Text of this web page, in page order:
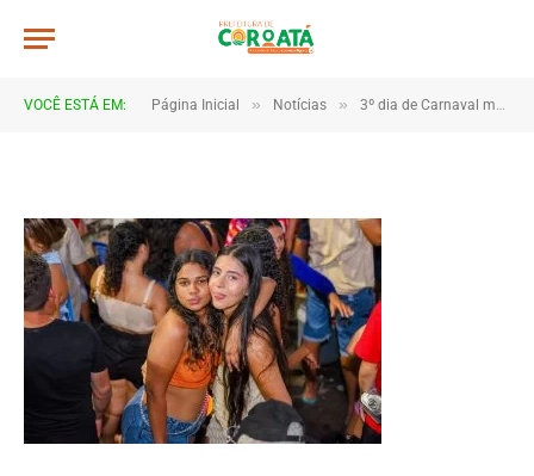
VOCÊ ESTÁ EM: Página Inicial » Notícias » 3º dia de Carnaval mantém clima de festa em Coroatá
JWR_9683